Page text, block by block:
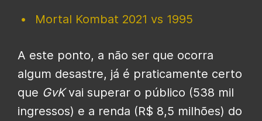
Mortal Kombat 2021 vs 1995
A este ponto, a não ser que ocorra
algum desastre, já é praticamente certo
que GvKvai superar o público (538 mil
ingressos) e a renda (R$ 8,5 milhões) do